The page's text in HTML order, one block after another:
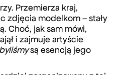
Przemierza kraj,
zdjęcia modelkom – stały
Choć, jak sam mówi,
i zajmuje artyście
są esencją jego